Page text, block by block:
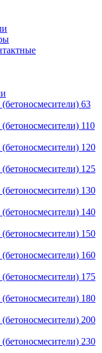
63
110
120
125
130
140
150
160
175
180
200
230